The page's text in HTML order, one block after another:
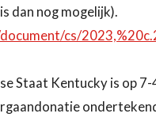
dan nog mogelijk).
cs/
Staat Kentucky is op